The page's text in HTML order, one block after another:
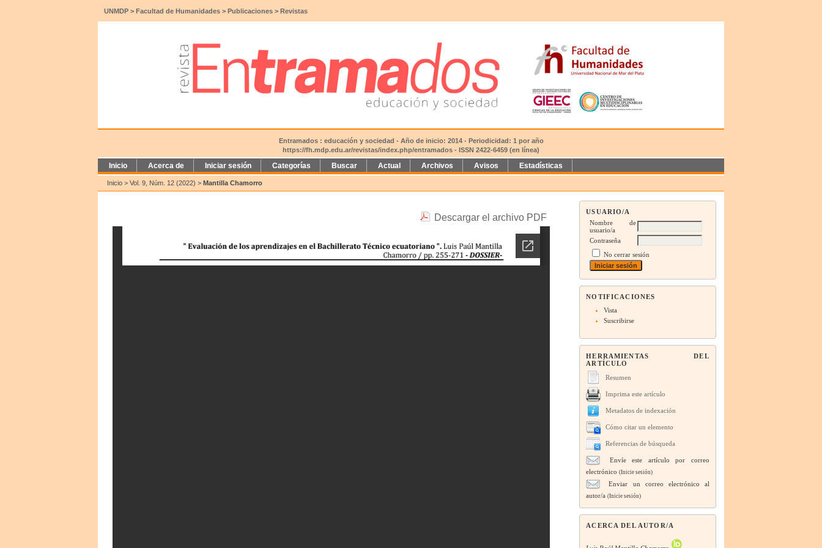
UNMDP > Facultad de Humanidades > Publicaciones > Revistas
Entramados : educación y sociedad - Año de inicio: 2014 - Periodicidad: 1 por año
https://fh.mdp.edu.ar/revistas/index.php/entramados - ISSN 2422-6459 (en línea)
USUARIO/A
Nombre de
usuario/a
Contraseña
No cerrar sesión
NOTIFICACIONES
Vista
Suscribirse
HERRAMIENTAS DEL
ARTÍCULO
Resumen
Imprima este artículo
Metadatos de indexación
Cómo citar un elemento
Referencias de búsqueda
Envíe este artículo por correo
electrónico(Inicie sesión)
Enviar un correo electrónico al
autor/a(Inicie sesión)
ACERCA DEL AUTOR/A
Inicio Acerca de Iniciar sesión Categorías Buscar Actual Archivos Avisos Estadísticas
Inicio > Vol. 9, Núm. 12 (2022) > Mantilla Chamorro
Descargar el archivo PDF